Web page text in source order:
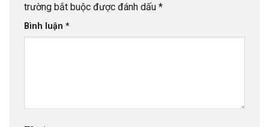
trường bắt buộc được đánh dấu *
Bình luận *